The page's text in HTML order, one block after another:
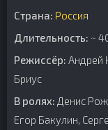
Страна: Россия
Длительность: ~
Режиссёр: Андрей
Бриус
В ролях: Денис
Егор Бакулин,